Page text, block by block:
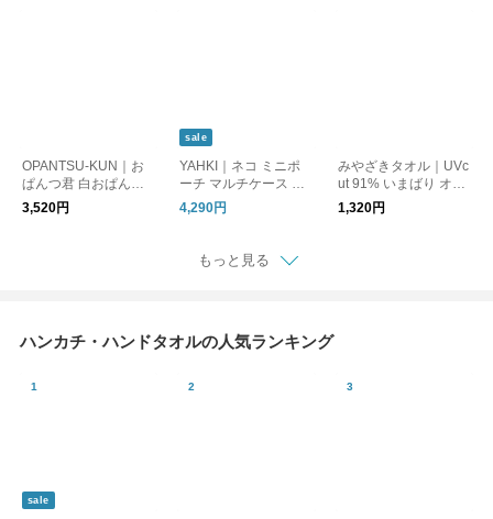
OPANTSU-KUN｜お
ぱんつ君 白おぱんつ
君 ポーチ 小物入れ 雑
貨 ケース ジップ おぱ
3,520円
sale
YAHKI｜ネコ ミニポ
ーチ マルチケース 小
銭入れ コインケース
財布 猫モチーフ MUL
ーキ
4,290円
みやざきタオル｜UVc
ut 91% いまばり オー
ガニック コットン マ
フラー ストール ショ
1,320円
もっと見る
ハンカチ・ハンドタオルの人気ランキング
sale